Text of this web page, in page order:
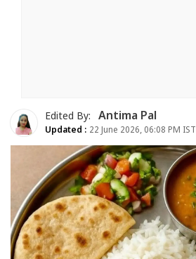
Edited By: Antima Pal
Updated : 22 June 2026, 06:08 PM IST